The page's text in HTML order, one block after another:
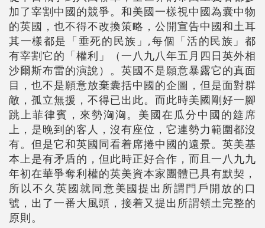
加了宰割中國的競爭。和美國一樣視中國為囊中物
的英國，也不得不改換策略，公開宣告中國和土耳
其一樣都是「垂死的民族」,每個「活的民族」都
有宰割它的「權利」（一八九八年五月四日英外相
沙爾斯布雷的演說）。英國不是願意暴露它的真面
目，也不是願意放棄囊括中國的企圖，但是面對群
敵，孤立無援，不得已出此。而此時美國剛好一腳
跳上菲律賓，來勢洶洶。美國在瓜分中國的筵席
上，是晚到的客人，沒有座位，它連勢力範圍都沒
有。但是它和英國同看着席捲中國的遠景。英美基
本上是有矛盾的，但此時正好合作，而且一八九九
年初在華爭奪利權的英美資本家團體已具有默契，
所以不久英國就同意美國提出所謂門戶開放的口
號，出了一番大風頭，接着又提出所謂領土完整的
原則。